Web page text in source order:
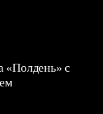
«Полдень» с